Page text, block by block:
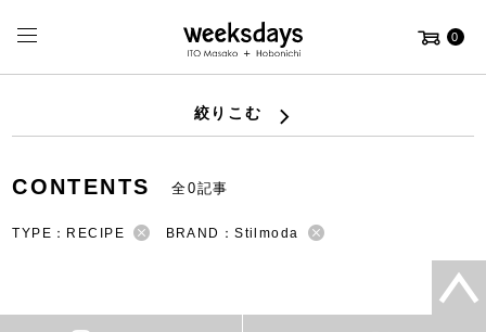
0
絞りこむ
CONTENTS 全0記事
TYPE：RECIPE BRAND：Stilmoda